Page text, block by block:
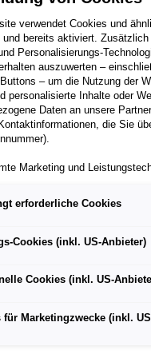
Fabia-
dem Octavia
bildet den Einstieg
Platzangebot und ein
auch über das Jahr
wird im Škoda
verwendet Cookies und
und bereits aktiviert.
Personalisierungs-
auszuwerten –
– um die Nutzung der
personalisierte Inhalte oder
Daten an unsere
die Sie
Marketing und
Datenschutzniveau;
können nicht
einen personalisierten Link
von dem Ihnen
der jeweiligen
erforderliche Cookies
Cookies (inkl. US-Anbieter)
Cookies (inkl. US-
für Marketingzwecke (inkl.